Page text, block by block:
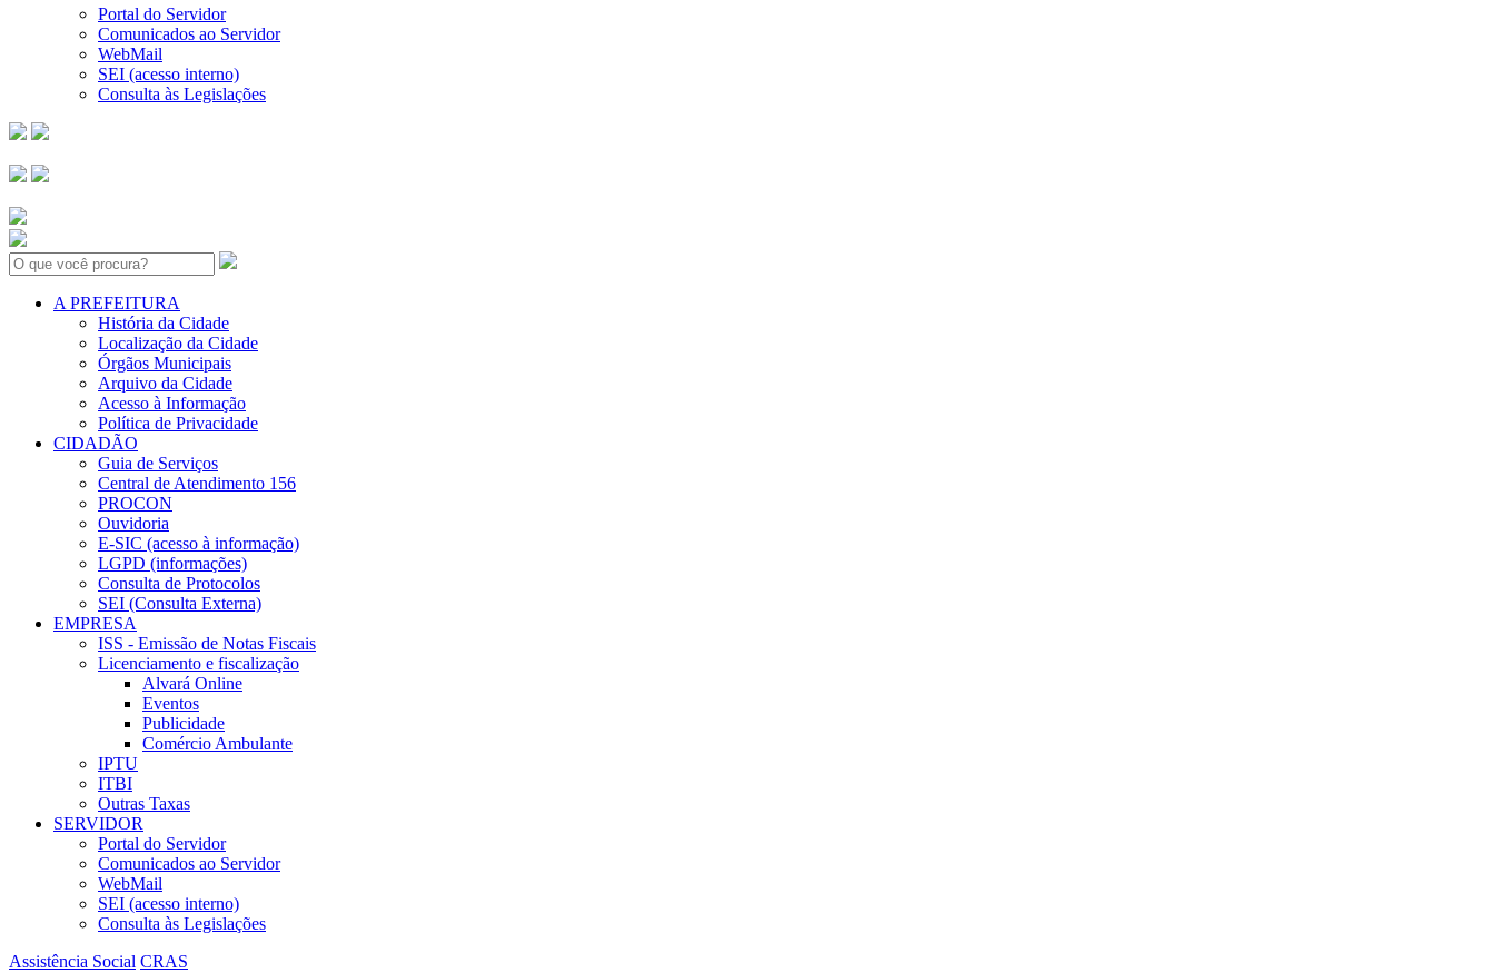
Portal do Servidor
Comunicados ao Servidor
WebMail
SEI (acesso interno)
Consulta às Legislações
Search:
A PREFEITURA
História da Cidade
Localização da Cidade
Órgãos Municipais
Arquivo da Cidade
Acesso à Informação
Política de Privacidade
CIDADÃO
Guia de Serviços
Central de Atendimento 156
PROCON
Ouvidoria
E-SIC (acesso à informação)
LGPD (informações)
Consulta de Protocolos
SEI (Consulta Externa)
EMPRESA
ISS - Emissão de Notas Fiscais
Licenciamento e fiscalização
Alvará Online
Eventos
Publicidade
Comércio Ambulante
IPTU
ITBI
Outras Taxas
SERVIDOR
Portal do Servidor
Comunicados ao Servidor
WebMail
SEI (acesso interno)
Consulta às Legislações
Assistência Social CRAS